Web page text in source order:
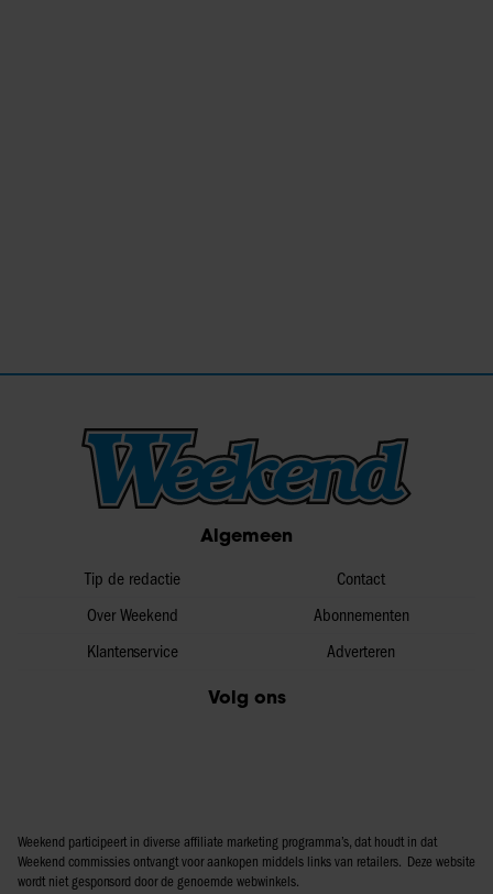
Algemeen
Tip de redactie
Over Weekend
Klantenservice
Contact
Abonnementen
Adverteren
Volg ons
Weekend participeert in diverse affiliate marketing programma’s, dat houdt in dat
Weekend commissies ontvangt voor aankopen middels links van retailers. Deze website
wordt niet gesponsord door de genoemde webwinkels.